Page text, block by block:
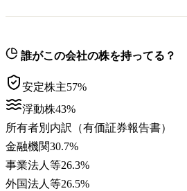
誰がこの会社の株を持ってる？
安定株主57%
浮動株43%
所有者別内訳（有価証券報告書）
金融機関30.7%
事業法人等26.3%
外国法人等26.5%